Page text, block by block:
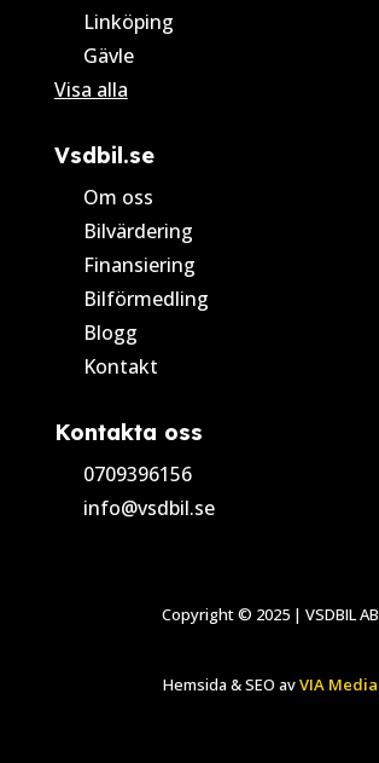
Linköping
Gävle
Visa alla
Vsdbil.se
Om oss
Bilvärdering
Finansiering
Bilförmedling
Blogg
Kontakt
Kontakta oss
0709396156
info@vsdbil.se
Copyright © 2025 | VSDBIL AB
Hemsida & SEO avVIA Media